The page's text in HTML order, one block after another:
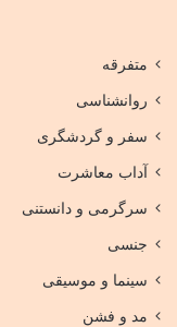
متفرقه
روانشناسی
سفر و گردشگری
آداب معاشرت
سرگرمی و دانستنی
جنسی
سینما و موسیقی
مد و فشن